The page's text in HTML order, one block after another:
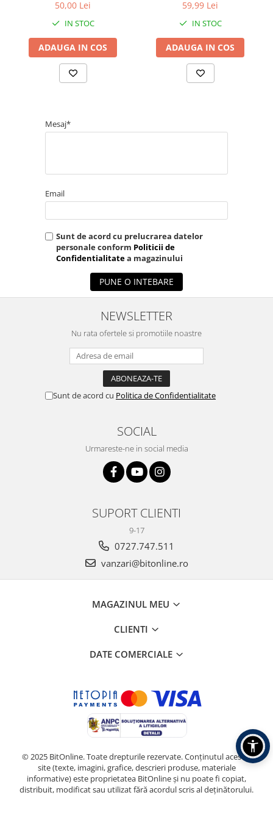
Saboti medicali50,00 Lei
IN STOC
ADAUGA IN COS
59,99 Lei
IN STOC
ADAUGA IN COS
Mesaj*
Email
Sunt de acord cu prelucrarea datelor
personale conform Politicii de
Confidentialitatea magazinului
PUNE O INTEBARE
NEWSLETTER
Nu rata ofertele si promotiile noastre
Sunt de acord cu Politica de Confidentialitate
SOCIAL
Urmareste-ne in social media
SUPORT CLIENTI
9-17
0727.747.511
vanzari@bitonline.ro
MAGAZINUL MEU
CLIENTI
DATE COMERCIALE
© 2025 BitOnline. Toate drepturile rezervate. Conținutul acestui
site (texte, imagini, grafice, descrieri produse, materiale
informative) este proprietatea BitOnline și nu poate fi copiat,
distribuit, modificat sau utilizat fără acordul scris al deținătorului.